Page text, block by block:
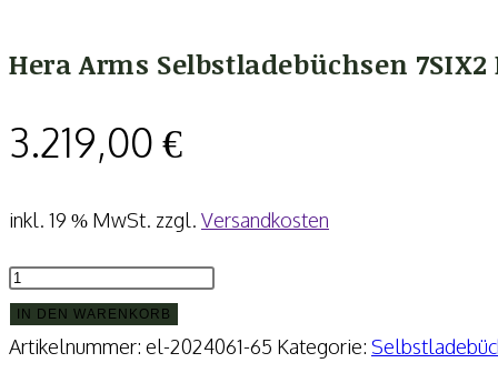
Hera Arms Selbstladebüchsen
3.219,00 €
inkl. 19 % MwSt. zzgl. Versandkosten
Hera
Arms
Selbstladebüchsen
IN DEN WARENKORB
Artikelnummer: el-2024061-65 Kategorie: